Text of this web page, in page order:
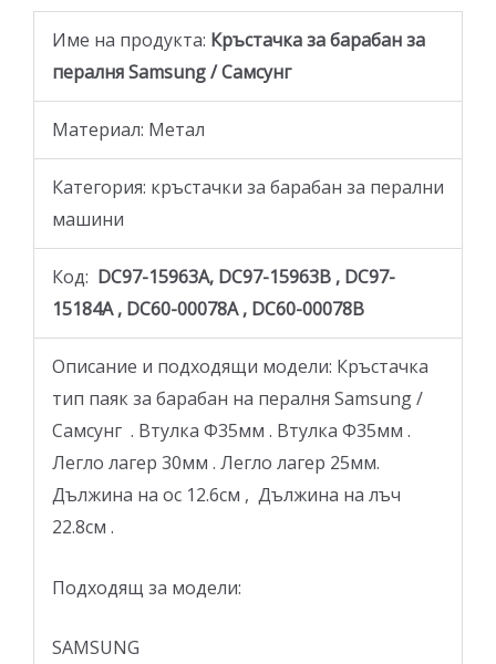
Име на продукта: Кръстачка за барабан за
пералня Samsung / Самсунг
Материал: Метал
Категория: кръстачки за барабан за перални
машини
Код: DC97-15963A, DC97-15963B , DC97-
15184A , DC60-00078A , DC60-00078B
Описание и подходящи модели: Кръстачка
тип паяк за барабан на пералня Samsung /
Самсунг . Втулка Ф35мм . Втулка Ф35мм .
Легло лагер 30мм . Легло лагер 25мм.
Дължина на ос 12.6см , Дължина на лъч
22.8см .
Подходящ за модели:
SAMSUNG